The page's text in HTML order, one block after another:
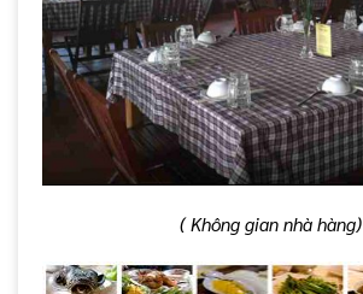
( Không gian nhà hàng)